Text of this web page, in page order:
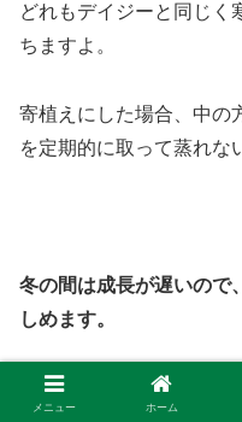
どれもデイジーと同じく
ちますよ。
寄植えにした場合、中の
を定期的に取って蒸れな
冬の間は成長が遅いので
しめます。
ぜひお気に入りのデイジ
メニュー ホーム